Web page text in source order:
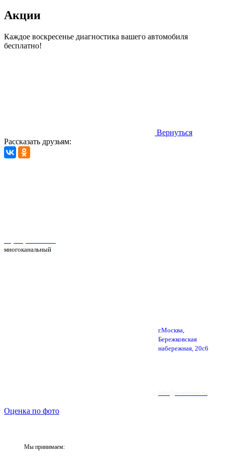
Акции
Каждое воскресенье диагностика вашего автомобиля
бесплатно!
Вернуться
Рассказать друзьям:
многоканальный
г.Москва,
Бережковская
набережная, 20с6
Оценка по фото
Мы принимаем: